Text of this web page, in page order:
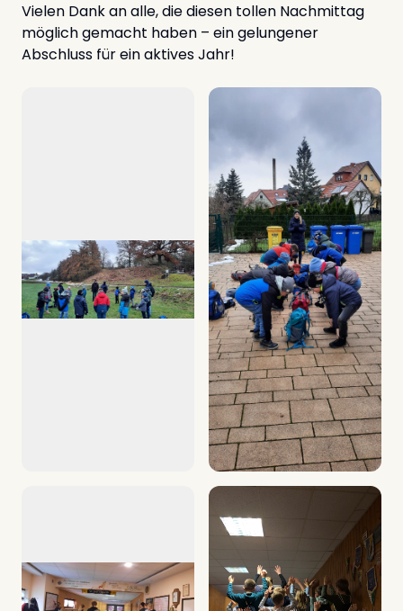
Vielen Dank an alle, die diesen tollen Nachmittag
möglich gemacht haben – ein gelungener
Abschluss für ein aktives Jahr!